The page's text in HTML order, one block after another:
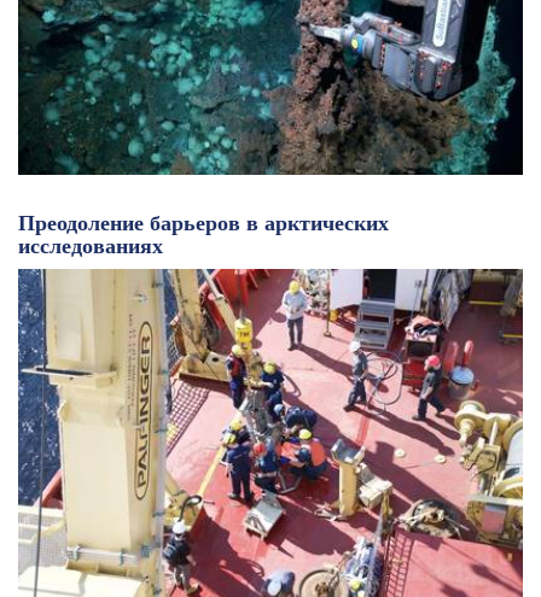
Преодоление барьеров в арктических
исследованиях